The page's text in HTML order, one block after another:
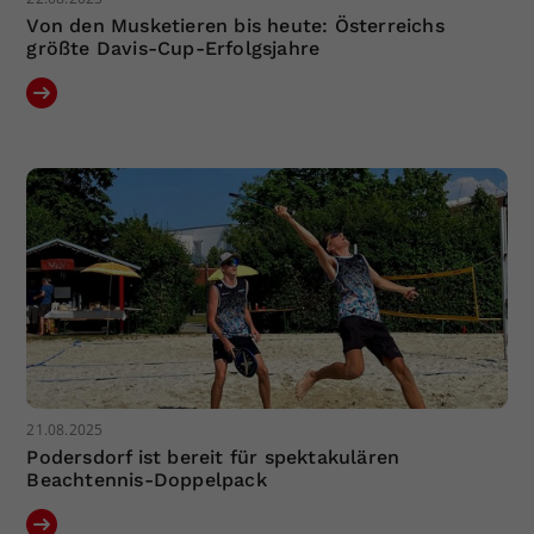
Von den Musketieren bis heute: Österreichs
größte Davis-Cup-Erfolgsjahre
21.08.2025
Podersdorf ist bereit für spektakulären
Beachtennis-Doppelpack